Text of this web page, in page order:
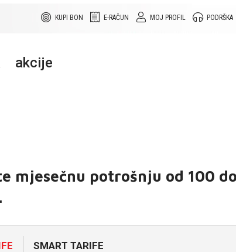
PODRŠKA
MOJ PROFIL
E-RAČUN
KUPI BON
akcije
mjesečnu potrošnju od 100
SMART TARIFE